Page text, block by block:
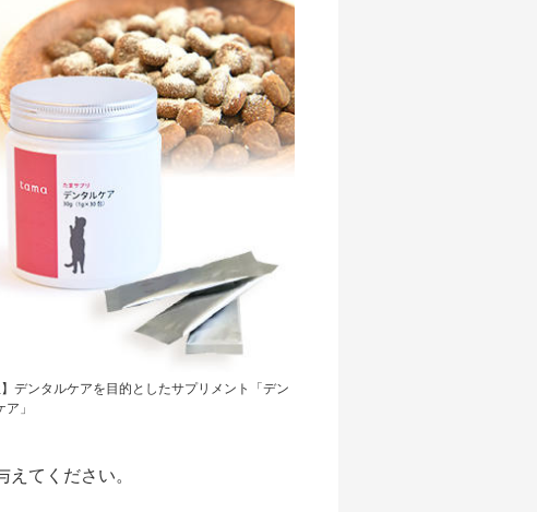
】デンタルケアを目的としたサプリメント「デン
」
てください。